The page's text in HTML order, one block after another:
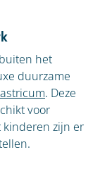
het
duurzame
. Deze
voor
kinderen zijn er